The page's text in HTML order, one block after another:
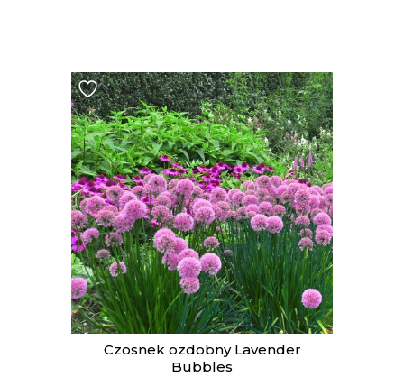
Czosnek ozdobny Lavender
Bubbles